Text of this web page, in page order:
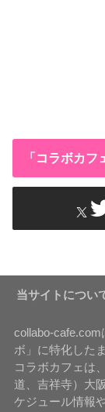
「コラボカフ
当サイトについ
collabo-
ボ」に特化した
コラボカフェは
道、吉祥寺）大
ケジュール情報